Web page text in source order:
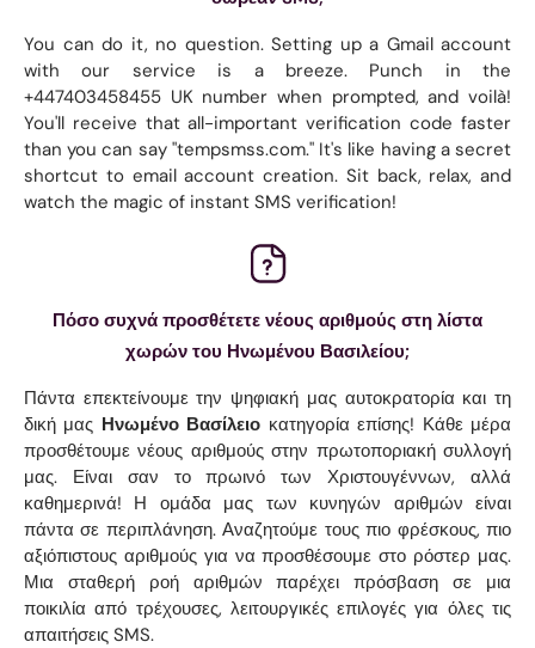
You can do it, no question. Setting up a Gmail account
with our service is a breeze. Punch in the
+447403458455 UK number when prompted, and voilà!
You'll receive that all-important verification code faster
than you can say "tempsmss.com." It's like having a secret
shortcut to email account creation. Sit back, relax, and
watch the magic of instant SMS verification!
Πόσο συχνά προσθέτετε νέους αριθμούς στη λίστα
χωρών του Ηνωμένου Βασιλείου;
Πάντα επεκτείνουμε την ψηφιακή μας αυτοκρατορία και τη
δική μας Ηνωμένο Βασίλειο κατηγορία επίσης! Κάθε μέρα
προσθέτουμε νέους αριθμούς στην πρωτοποριακή συλλογή
μας. Είναι σαν το πρωινό των Χριστουγέννων, αλλά
καθημερινά! Η ομάδα μας των κυνηγών αριθμών είναι
πάντα σε περιπλάνηση. Αναζητούμε τους πιο φρέσκους, πιο
αξιόπιστους αριθμούς για να προσθέσουμε στο ρόστερ μας.
Μια σταθερή ροή αριθμών παρέχει πρόσβαση σε μια
ποικιλία από τρέχουσες, λειτουργικές επιλογές για όλες τις
απαιτήσεις SMS.